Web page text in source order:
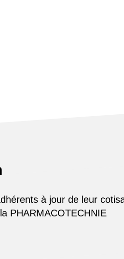
à jour de leur
PHARMACOTECHNIE